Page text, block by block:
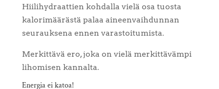
Hiilihydraattien kohdalla vielä osa tuosta
kalorimäärästä palaa aineenvaihdunnan
seurauksena ennen varastoitumista.
Merkittävä ero, joka on vielä merkittävämpi
lihomisen kannalta.
Energia ei katoa!